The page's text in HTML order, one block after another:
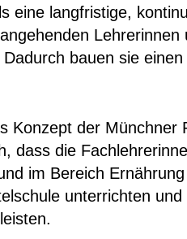
eine langfristige,
bauen sie
Konzept der Münchner
dass die
im Bereich
unterrichten